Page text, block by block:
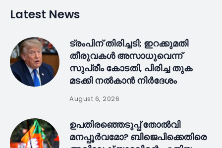
Latest News
ട്രംപിന് തിരിച്ചടി; ഇറക്കുമതി
തീരുവകൾ അസാധുവെന്ന്
സുപ്രീം കോടതി, പിരിച്ച തുക
മടക്കി നൽകാൻ നിർദേശം
August 6, 2026
ഉപതിരഞ്ഞെടുപ്പ് തോൽവി
മനപ്പൂർവമോ? ബിജെപിക്കെതിരെ